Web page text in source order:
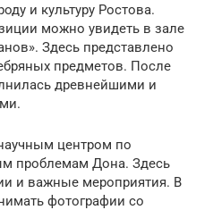
и культуру Ростова.
можно увидеть в зале
Здесь представлено
предметов. После
древнейшими и
центром по
проблемам Дона. Здесь
и важные мероприятия. В
фотографии со